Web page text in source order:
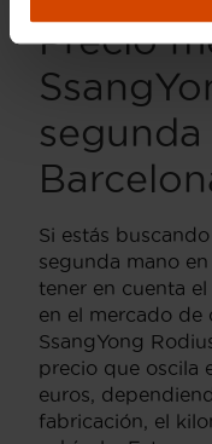
Precio
Si estás
segunda mano
tener en cuenta
en el mercado de
SsangYong
precio que oscila
euros,
fabricación, el